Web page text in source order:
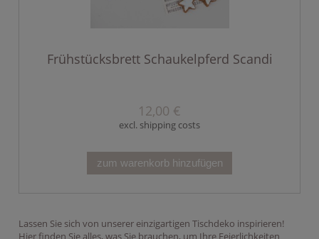
Frühstücksbrett Schaukelpferd Scandi
12,00 €
excl. shipping costs
zum warenkorb hinzufügen
Lassen Sie sich von unserer einzigartigen Tischdeko inspirieren!
Hier finden Sie alles, was Sie brauchen, um Ihre Feierlichkeiten